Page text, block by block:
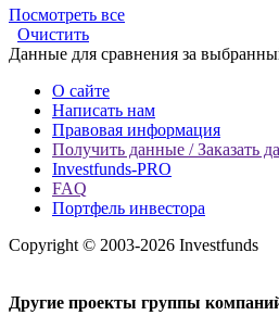
Посмотреть все
Очистить
Данные для сравнения за
О сайте
Написать нам
Правовая информация
Получить данные / Заказать
Investfunds-PRO
FAQ
Портфель инвестора
Copyright © 2003-2026 Investfunds
Другие проекты группы